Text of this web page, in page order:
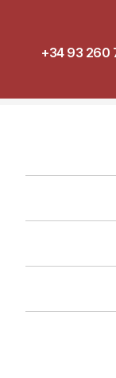
+34 93 260
principal